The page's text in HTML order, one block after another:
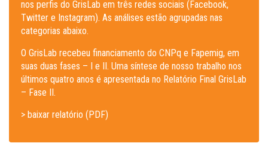
nos perfis do GrisLab em três redes sociais (Facebook,
Twitter e Instagram). As análises estão agrupadas nas
categorias abaixo.
O GrisLab recebeu financiamento do CNPq e Fapemig, em
suas duas fases – I e II. Uma síntese de nosso trabalho nos
últimos quatro anos é apresentada no Relatório Final GrisLab
– Fase II.
> baixar relatório (PDF)